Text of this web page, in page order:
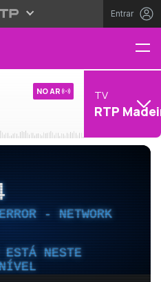
Entrar
NO AR TV
RTP
- NETWORK
ESTÁ NESTE